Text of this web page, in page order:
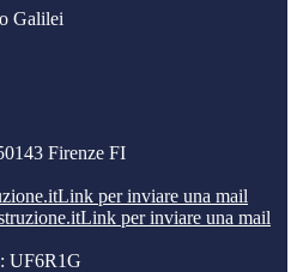
Galilei
Firenze FI
Link per inviare una mail
Link per inviare una mail
UF6R1G